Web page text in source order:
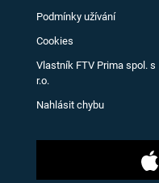
Podmínky užívání
Cookies
Vlastník FTV Prima spol. s
r.o.
Nahlásit chybu